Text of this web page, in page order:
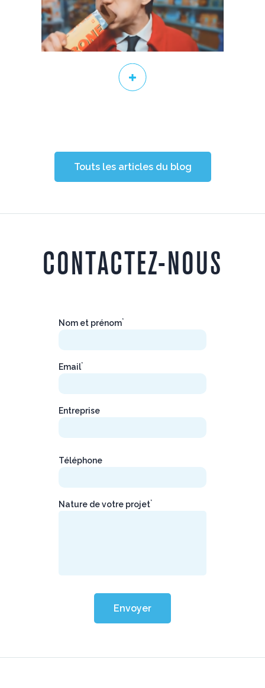
Touts les articles du blog
CONTACTEZ-NOUS
Nom et prénom*
Email*
Entreprise
Téléphone
Nature de votre projet*
Envoyer